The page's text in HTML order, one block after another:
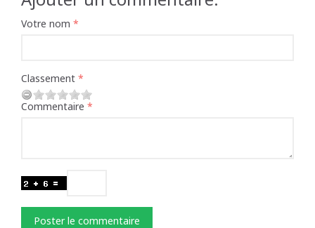
Votre nom
Classement
Commentaire
Poster le commentaire